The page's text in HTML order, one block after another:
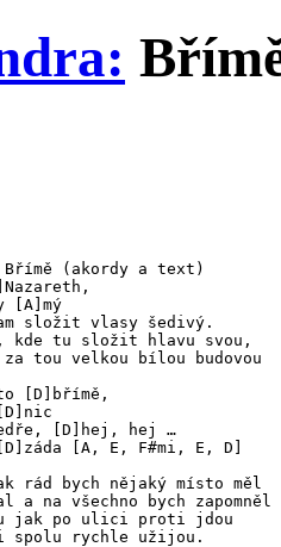
(akordy a text)
[A]mý
složit vlasy šedivý.
kde tu složit hlavu svou,
tou velkou bílou budovou
[D]břímě,
[D]hej, hej …
[A, E, F#mi, E, D]
rád bych nějaký místo měl
a na všechno bych zapomněl
jak po ulici proti jdou
spolu rychle užijou.